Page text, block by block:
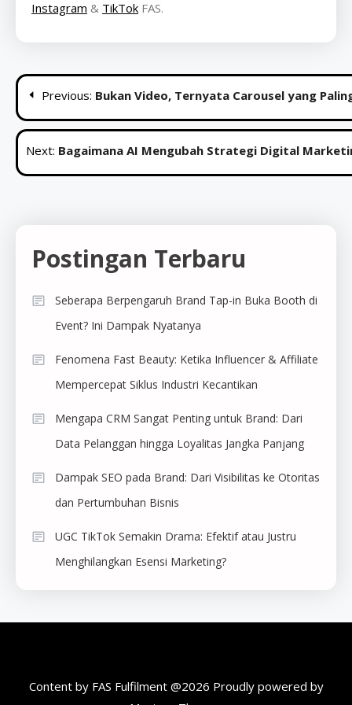
Instagram & TikTok FAS.
Post
navigation
Previous: Bukan Video, Ternyata Carousel yang
Next: Bagaimana AI Mengubah Strategi Digital
Postingan Terbaru
Seberapa Berpengaruh Brand Tap-in Buka Booth di
Event? Ini Dampak Nyatanya
Fenomena Fast Beauty: Ketika Influencer & Affiliate
Mempercepat Siklus Industri Kecantikan
Mengapa CRM Sangat Penting untuk Brand: Dari
Data Pelanggan hingga Loyalitas Jangka Panjang
Dampak SEO pada Brand: Dari Visibilitas ke Otoritas
dan Pertumbuhan Bisnis
UGC TikTok Semakin Drama: Efektif atau Justru
Menghilangkan Esensi Marketing?
Content by FAS Fulfilment @2026 Proudly powered by